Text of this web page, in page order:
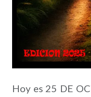
Hoy es 25 DE